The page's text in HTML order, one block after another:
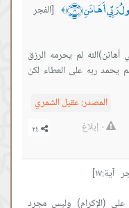
رَبِّي أَهَانَنِ ﴿١٦﴾ ﴾
[الفجر
أهانن)الله لم يحرمه الرزق
يحمد ربه على العطاء لكن
المصدر:عقيل الشمري
٠ إبلاغ
آية:١٧]
على (الإكرام) وليس مجرد